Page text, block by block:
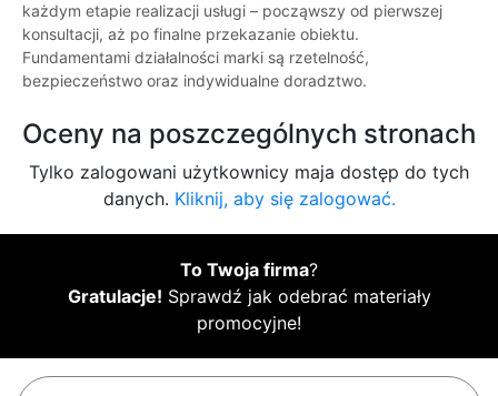
każdym etapie realizacji usługi – począwszy od pierwszej
konsultacji, aż po finalne przekazanie obiektu.
Fundamentami działalności marki są rzetelność,
bezpieczeństwo oraz indywidualne doradztwo.
Oceny na poszczególnych stronach
Tylko zalogowani użytkownicy maja dostęp do tych
danych. Kliknij, aby się zalogować.
To Twoja firma?
Gratulacje! Sprawdź jak odebrać materiały
promocyjne!